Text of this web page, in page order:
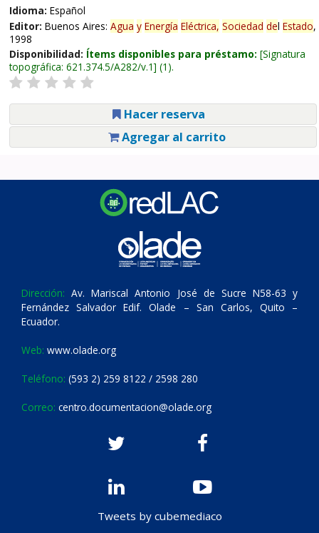
Idioma: Español
Editor: Buenos Aires: Agua y Energía Eléctrica, Sociedad del Estado,
1998
Disponibilidad: Ítems disponibles para préstamo: Signatura
topográfica: 621.374.5/A282/v.1 (1).
Hacer reserva
Agregar al carrito
Dirección: Av. Mariscal Antonio José de Sucre N58-63 y
Fernández Salvador Edif. Olade – San Carlos, Quito –
Ecuador.
Web: www.olade.org
Teléfono: (593 2) 259 8122 / 2598 280
Correo: centro.documentacion@olade.org
Tweets by cubemediaco